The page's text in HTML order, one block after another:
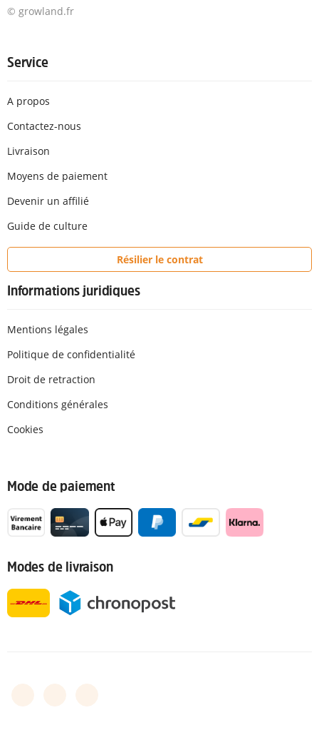
© growland.fr
Service
A propos
Contactez-nous
Livraison
Moyens de paiement
Devenir un affilié
Guide de culture
Résilier le contrat
Informations juridiques
Mentions légales
Politique de confidentialité
Droit de retraction
Conditions générales
Cookies
Mode de paiement
Modes de livraison